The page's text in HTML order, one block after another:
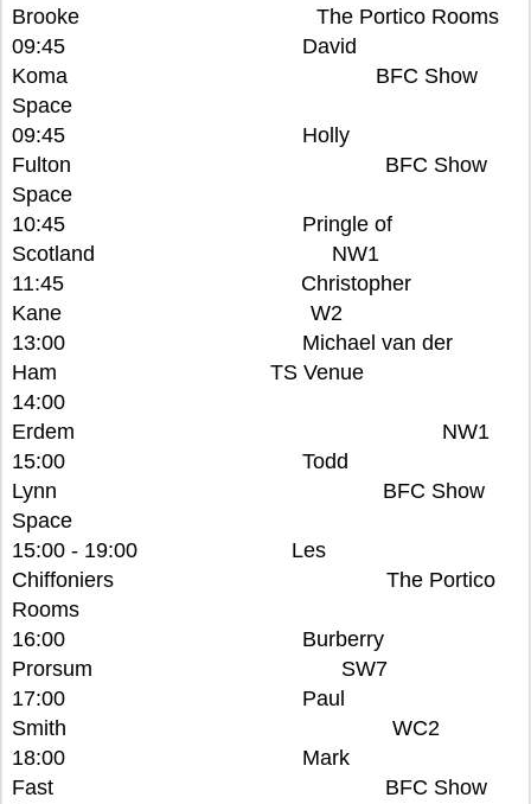
Brooke The Portico Rooms
09:45 David
Koma BFC Show
Space
09:45 Holly
Fulton BFC Show
Space
10:45 Pringle of
Scotland NW1
11:45 Christopher
Kane W2
13:00 Michael van der
Ham TS Venue
14:00
Erdem NW1
15:00 Todd
Lynn BFC Show
Space
15:00 - 19:00 Les
Chiffoniers The Portico
Rooms
16:00 Burberry
Prorsum SW7
17:00 Paul
Smith WC2
18:00 Mark
Fast BFC Show